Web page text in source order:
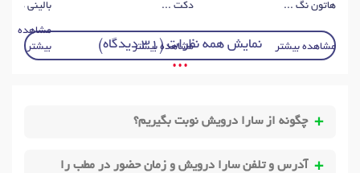
هاتون نگ ...
مشاهده بیشتر
دکت ...
مشاهده بیشتر
بالینی دق ...
مشاهده
بیشتر
نمایش همه نظرات (31 دیدگاه)
• • •
چگونه از سارا درویش نوبت بگیریم؟
آدرس و تلفن سارا درویش و زمان حضور در مطب را